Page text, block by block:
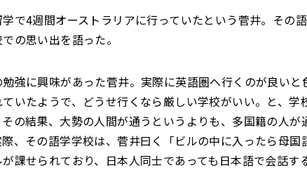
で4週間オーストラリアに行っていたという菅井。その
の思い出を語った。
強に興味があった菅井。実際に英語圏へ行くのが良いと
いたようで、どうせ行くなら厳しい学校がいい。と、学
の結果、大勢の人間が通うというよりも、多国籍の人が
際、その語学学校は、菅井曰く「ビルの中に入ったら母国
課せられており、日本人同士であっても日本語で会話す